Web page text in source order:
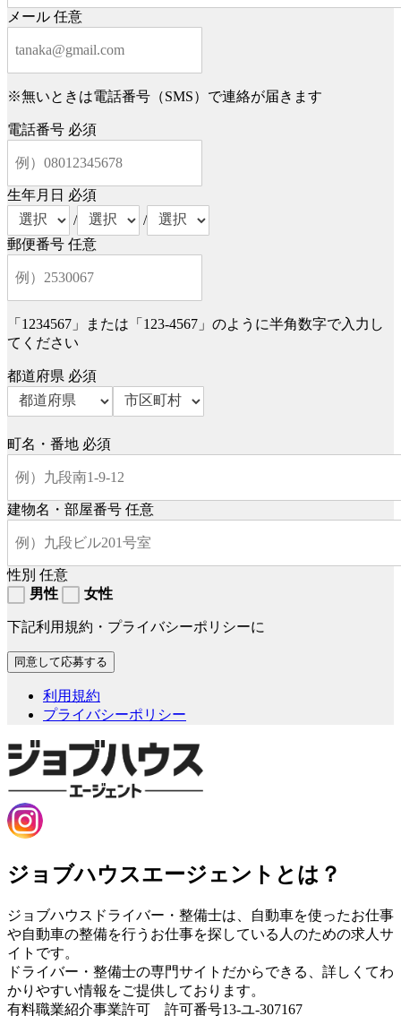
メール 任意
※無いときは電話番号（SMS）で連絡が届きます
電話番号 必須
生年月日 必須
/
/
郵便番号 任意
「1234567」または「123-4567」のように半角数字で入力し
てください
都道府県 必須
町名・番地 必須
建物名・部屋番号 任意
性別 任意
男性
女性
下記利用規約・プライバシーポリシーに
利用規約
プライバシーポリシー
ジョブハウスエージェントとは？
ジョブハウスドライバー・整備士は、自動車を使ったお仕事
や自動車の整備を行うお仕事を探している人のための求人サ
イトです。
ドライバー・整備士の専門サイトだからできる、詳しくてわ
かりやすい情報をご提供しております。
有料職業紹介事業許可 許可番号13-ユ-307167